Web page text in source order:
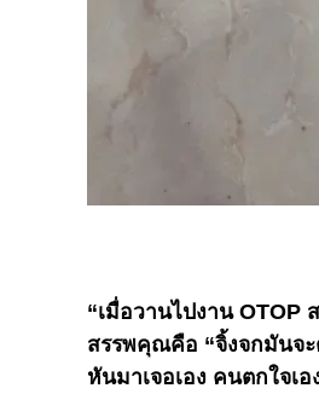
“เมื่อวานไปงาน
สรรพคุณคือ “จิ้งจกมันจะ
หันมาเจอเอง คนตกใจเ